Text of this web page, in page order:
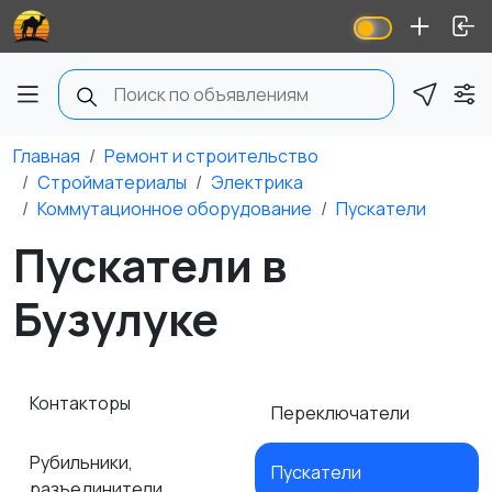
Главная
Ремонт и строительство
Стройматериалы
Электрика
Коммутационное оборудование
Пускатели
Пускатели в
Бузулуке
Контакторы
Рубильники,
Переключатели
Пускатели